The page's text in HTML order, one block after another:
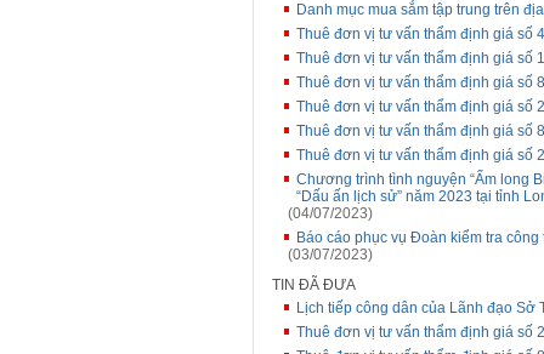
Danh mục mua sắm tập trung trên
Thuê đơn vị tư vấn thẩm định giá số
Thuê đơn vị tư vấn thẩm định giá số
Thuê đơn vị tư vấn thẩm định giá số
Thuê đơn vị tư vấn thẩm định giá số
Thuê đơn vị tư vấn thẩm định giá số
Thuê đơn vị tư vấn thẩm định giá số
Chương trình tình nguyện “Ấm long
“Dấu ấn lịch sử” năm 2023 tại tỉnh
(04/07/2023)
Báo cáo phục vụ Đoàn kiểm tra
(03/07/2023)
TIN ĐÃ ĐƯA
Lịch tiếp công dân của Lãnh đạo Sở
Thuê đơn vị tư vấn thẩm định giá số